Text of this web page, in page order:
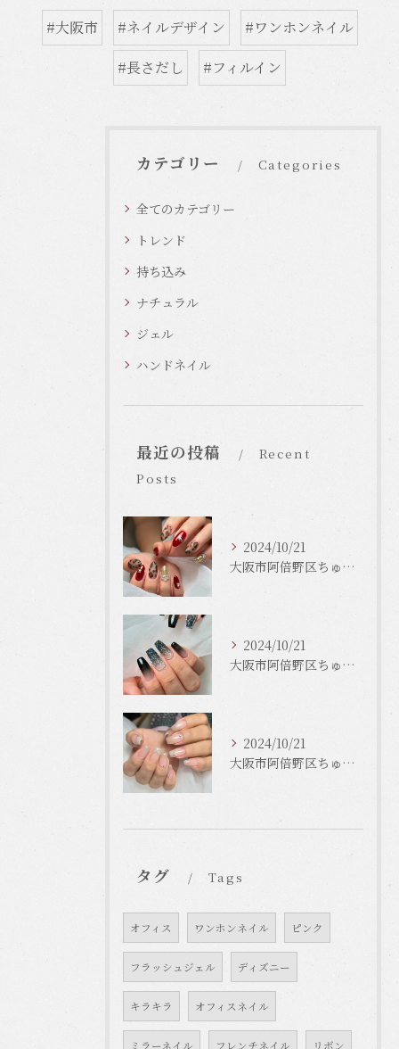
#大阪市 #ネイルデザイン
#ワンホンネイル
#長さだし
#フィルイン
カテゴリー Categories
全てのカテゴリー
トレンド
持ち込み
ナチュラル
ジェル
ハンドネイル
最近の投稿
Recent
Posts
2024/10/21
大阪市阿倍野区ちゅるんネイルはLinonail
2024/10/21
大阪市阿倍野区ちゅるんネイルはLinonail
2024/10/21
大阪市阿倍野区ちゅるんネイルはLinonail
タグ Tags
オフィス ワンホンネイル ピンク
フラッシュジェル ディズニー
キラキラ オフィスネイル
ミラーネイル フレンチネイル リボン